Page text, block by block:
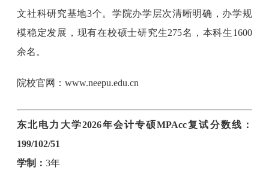
文社科研究基地3个。学院办学层次清晰明确，办学规
模稳定发展，现有在校硕士研究生275名，本科生1600
余名。
院校官网：www.neepu.edu.cn
东北电力大学2026年会计专硕MPAcc复试分数线：
199/102/51
学制：3年